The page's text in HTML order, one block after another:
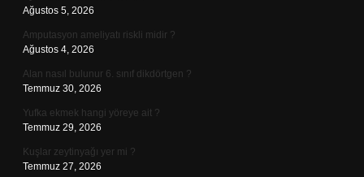
Ağustos 5, 2026
Amputasyon ameliyatı riskli midir ?
Ağustos 4, 2026
Alan nasıl bulunur 6. sınıf dikdörtgen ?
Temmuz 30, 2026
Yufka ekmek hangi yöreye ait ?
Temmuz 29, 2026
Kuşlar zeytinyağı yer mi ?
Temmuz 27, 2026